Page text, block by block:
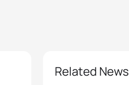
Related News